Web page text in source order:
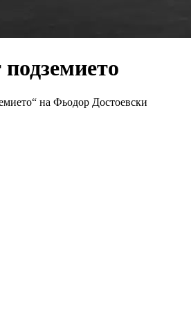
на Фьодор Достоевски